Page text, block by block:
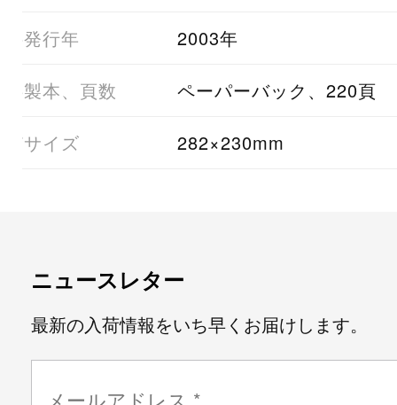
05発行年 2003年
06製本、頁数 ペーパーバック、220頁
07サイズ 282×230mm
ニュースレター
最新の入荷情報をいち早くお届けします。